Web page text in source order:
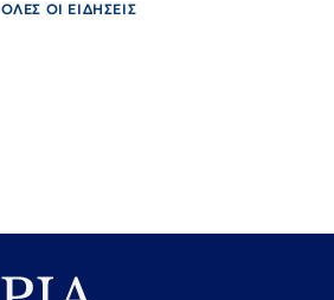
ΟΛΕΣ ΟΙ ΕΙΔΗΣΕΙΣ